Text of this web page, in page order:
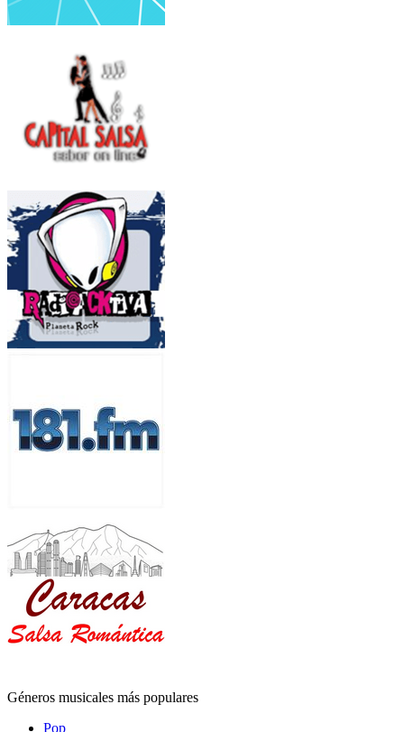
Géneros musicales más populares
Pop